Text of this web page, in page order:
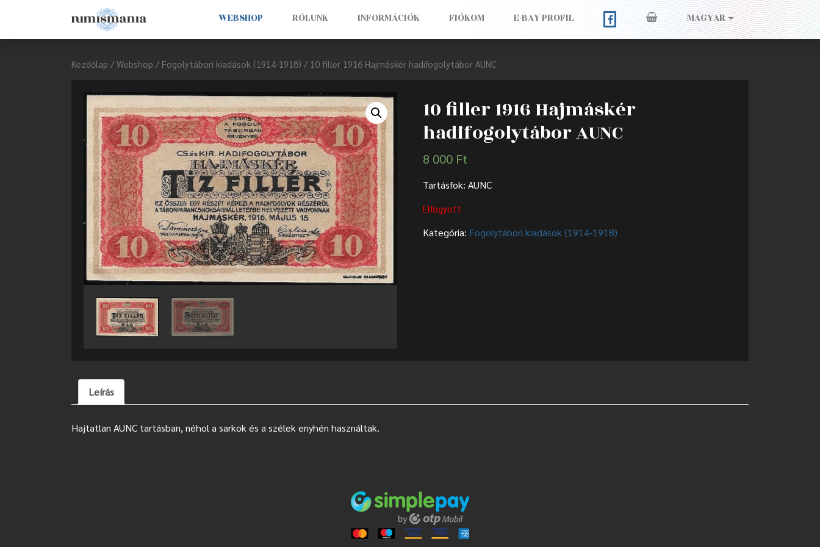
WEBSHOP RÓLUNK INFORMÁCIÓK FIÓKOM E-BAY PROFIL MAGYAR
Kezdőlap / Webshop / Fogolytábori kiadások (1914-1918) / 10 filler 1916 Hajmáskér hadifogolytábor AUNC
10 filler 1916 Hajmáskér
hadifogolytábor AUNC
8 000 Ft
Tartásfok: AUNC
Elfogyott
Kategória: Fogolytábori kiadások (1914-1918)
Leírás
Hajtatlan AUNC tartásban, néhol a sarkok és a szélek enyhén használtak.